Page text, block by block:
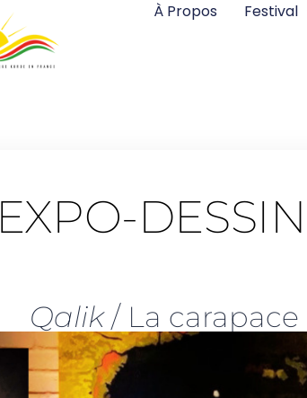
À Propos Festival
EXPO-
Qalik/ La carapace